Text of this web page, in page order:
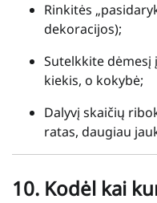
Rinkitės
dekoracijos);
Sutelkkite dėmesį
kiekis, o kokybė;
Dalyvį skaičių
ratas, daugiau
10. Kodėl kai